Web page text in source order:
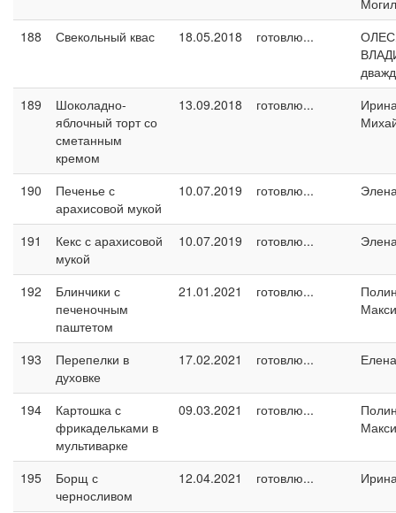
188
Свекольный квас 18.05.2018 готовлю...
189
Шоколадно-
яблочный торт со
сметанным
кремом
13.09.2018 готовлю...
190
Печенье с
арахисовой мукой
10.07.2019 готовлю...
191
Кекс с арахисовой
мукой
10.07.2019 готовлю...
192
Блинчики с
печеночным
паштетом
21.01.2021 готовлю...
193
Перепелки в
духовке
17.02.2021 готовлю...
194
Картошка с
фрикадельками в
мультиварке
09.03.2021 готовлю...
195
Борщ с
черносливом
12.04.2021 готовлю...